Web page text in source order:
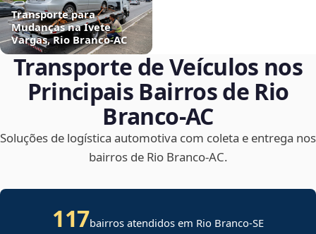
Transporte para
Mudanças na Ivete
Vargas, Rio Branco‑AC
Transporte de Veículos nos
Principais Bairros de Rio
Branco‑AC
Soluções de logística automotiva com coleta e entrega nos
bairros de Rio Branco‑AC.
117bairros atendidos em Rio Branco-SE